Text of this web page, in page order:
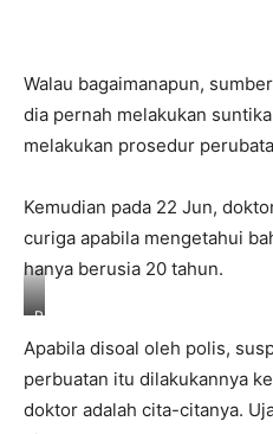
Walau bagaimanapun,
dia pernah melakukan
melakukan prosedur
Kemudian pada 22 Jun,
curiga apabila mengetahui
hanya berusia 20 tahun.
P
V
S
a
Apabila disoal oleh polis,
perbuatan itu dilakukannya
doktor adalah cita-citanya.